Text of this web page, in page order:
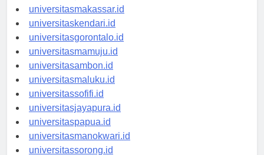
universitaspalu.id
universitasmakassar.id
universitaskendari.id
universitasgorontalo.id
universitasmamuju.id
universitasambon.id
universitasmaluku.id
universitassofifi.id
universitasjayapura.id
universitaspapua.id
universitasmanokwari.id